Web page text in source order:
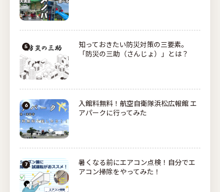
知っておきたい防災対策の三要素。
「防災の三助（さんじょ）」とは？
入館料無料！航空自衛隊浜松広報館 エ
アパークに行ってみた
暑くなる前にエアコン点検！自分でエ
アコン掃除をやってみた！